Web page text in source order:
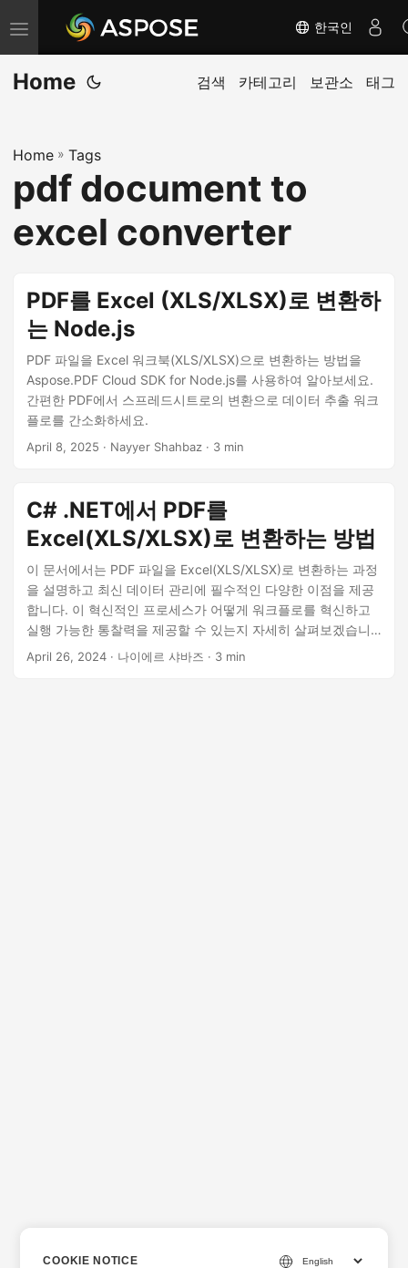
내
비
게
전
환
한국인
Home 검색 카테고리 보관소 태그
Home » Tags
pdf document to
excel converter
PDF를 Excel (XLS/XLSX)로 변환하
는 Node.js
PDF 파일을 Excel 워크북(XLS/XLSX)으로 변환하는 방법을
Aspose.PDF Cloud SDK for Node.js를 사용하여 알아보세요.
간편한 PDF에서 스프레드시트로의 변환으로 데이터 추출 워크
플로를 간소화하세요.
April 8, 2025 · Nayyer Shahbaz · 3 min
C# .NET에서 PDF를
Excel(XLS/XLSX)로 변환하는 방법
이 문서에서는 PDF 파일을 Excel(XLS/XLSX)로 변환하는 과정
을 설명하고 최신 데이터 관리에 필수적인 다양한 이점을 제공
합니다. 이 혁신적인 프로세스가 어떻게 워크플로를 혁신하고
실행 가능한 통찰력을 제공할 수 있는지 자세히 살펴보겠습니
다.
April 26, 2024 · 나이에르 샤바즈 · 3 min
COOKIE NOTICE